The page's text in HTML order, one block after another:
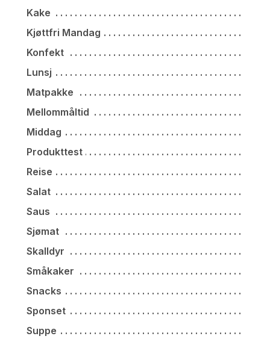
Kake
Kjøttfri Mandag
Konfekt
Lunsj
Matpakke
Mellommåltid
Middag
Produkttest
Reise
Salat
Saus
Sjømat
Skalldyr
Småkaker
Snacks
Sponset
Suppe